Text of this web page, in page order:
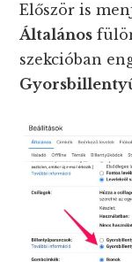
Először is
Általános
szekcióban